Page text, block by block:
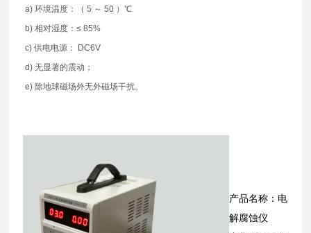
a) 环境温度：（ 5 ～ 50 ）℃
b) 相对湿度：≤ 85%
c) 供电电源： DC6V
d) 无显著的震动；
e) 除地球磁场外无外磁场干扰。
产品名称：电
解腐蚀仪